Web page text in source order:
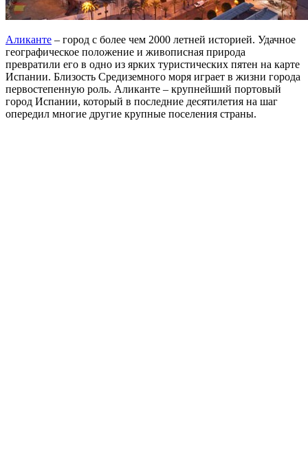
Аликанте – город с более чем 2000 летней историей. Удачное
географическое положение и живописная природа
превратили его в одно из ярких туристических пятен на карте
Испании. Близость Средиземного моря играет в жизни города
первостепенную роль. Аликанте – крупнейший портовый
город Испании, который в последние десятилетия на шаг
опередил многие другие крупные поселения страны.